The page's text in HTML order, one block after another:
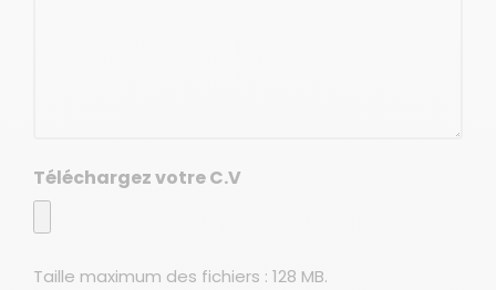
Téléchargez votre C.V
Taille maximum des fichiers : 128 MB.